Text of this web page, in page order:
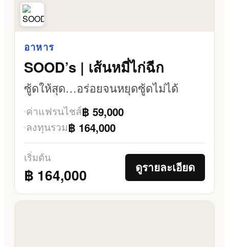
อาหาร
SOOD’s | เส้นหมี่ไก่ฉีก
ซู้ดให้สุด…อร่อยจนหยุดซู้ดไม่ได้
ค่าแฟรนไชส์฿ 59,000
ลงทุนรวม฿ 164,000
เริ่มต้น
฿ 164,000 ดูรายละเอียด